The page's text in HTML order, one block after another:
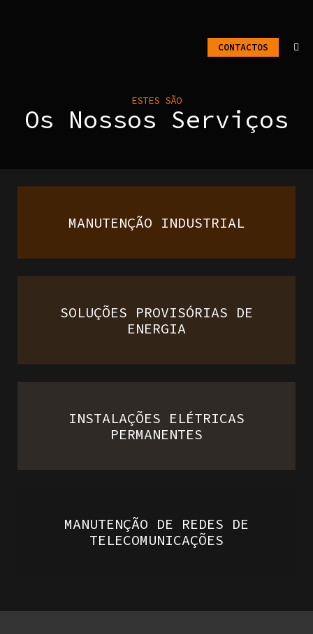
CONTACTOS
ESTES SÃO
Os Nossos Serviços
MANUTENÇÃO INDUSTRIAL
SOLUÇÕES PROVISÓRIAS DE
ENERGIA
INSTALAÇÕES ELÉTRICAS
PERMANENTES
MANUTENÇÃO DE REDES DE
TELECOMUNICAÇÕES